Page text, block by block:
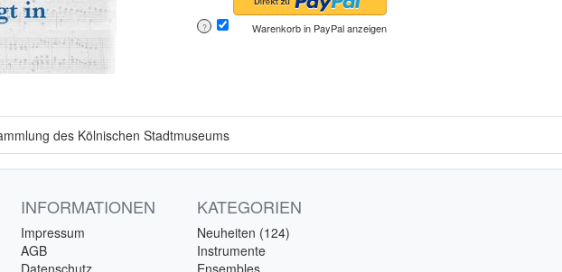
? Warenkorb in PayPal anzeigen
des Kölnischen Stadtmuseums
INFORMATIONEN
Impressum
AGB
KATEGORIEN
Neuheiten (124)
Instrumente